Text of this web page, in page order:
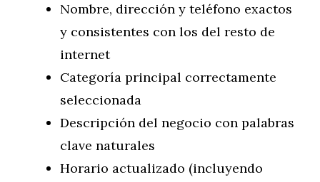
Nombre, dirección y teléfono exactos
y consistentes con los del resto de
internet
Categoría principal correctamente
seleccionada
Descripción del negocio con palabras
clave naturales
Horario actualizado (incluyendo